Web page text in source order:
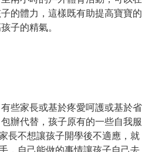
的體力，這樣既有助提高寶寶的
子的精氣。
些家長或基於疼愛呵護或基於省
辦代替，孩子原有的一些自我服
長不想讓孩子開學後不適應，就